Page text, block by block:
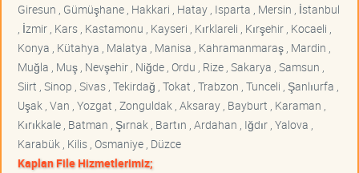
Giresun , Gümüşhane , Hakkari , Hatay , Isparta , Mersin , İstanbul
, İzmir , Kars , Kastamonu , Kayseri , Kırklareli , Kırşehir , Kocaeli ,
Konya , Kütahya , Malatya , Manisa , Kahramanmaraş , Mardin ,
Muğla , Muş , Nevşehir , Niğde , Ordu , Rize , Sakarya , Samsun ,
Siirt , Sinop , Sivas , Tekirdağ , Tokat , Trabzon , Tunceli , Şanlıurfa ,
Uşak , Van , Yozgat , Zonguldak , Aksaray , Bayburt , Karaman ,
Kırıkkale , Batman , Şırnak , Bartın , Ardahan , Iğdır , Yalova ,
Karabük , Kilis , Osmaniye , Düzce
Kaplan File Hizmetlerimiz;